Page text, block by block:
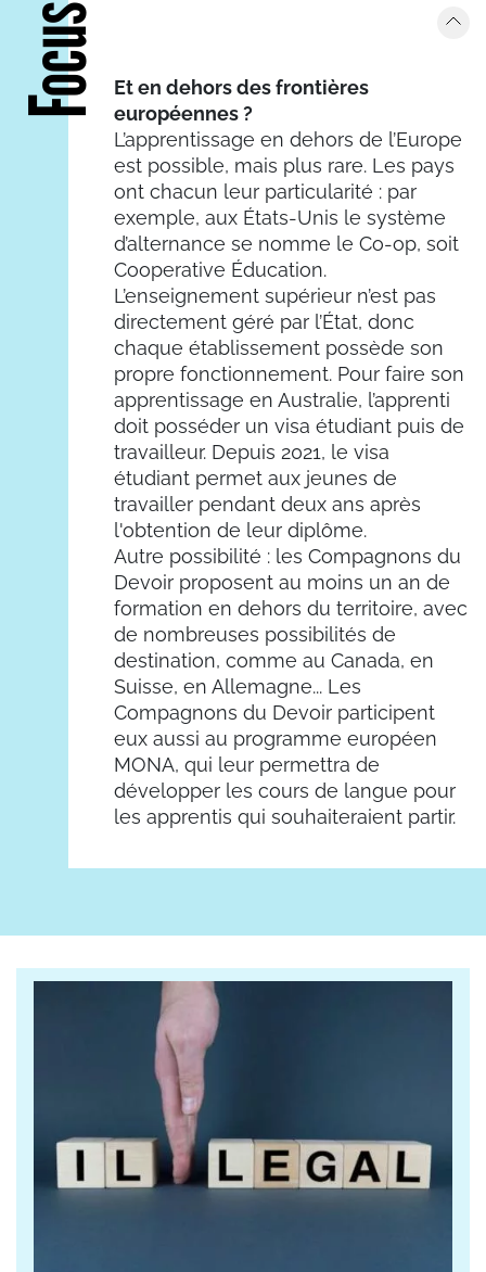
Focus
Et en dehors des frontières
européennes ?
L’apprentissage en dehors de l’Europe
est possible, mais plus rare. Les pays
ont chacun leur particularité : par
exemple, aux États-Unis le système
d’alternance se nomme le Co-op, soit
Cooperative Éducation.
L’enseignement supérieur n’est pas
directement géré par l’État, donc
chaque établissement possède son
propre fonctionnement. Pour faire son
apprentissage en Australie, l’apprenti
doit posséder un visa étudiant puis de
travailleur. Depuis 2021, le visa
étudiant permet aux jeunes de
travailler pendant deux ans après
l'obtention de leur diplôme.
Autre possibilité : les Compagnons du
Devoir proposent au moins un an de
formation en dehors du territoire, avec
de nombreuses possibilités de
destination, comme au Canada, en
Suisse, en Allemagne... Les
Compagnons du Devoir participent
eux aussi au programme européen
MONA, qui leur permettra de
développer les cours de langue pour
les apprentis qui souhaiteraient partir.